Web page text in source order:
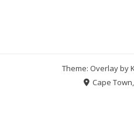
Theme: Overlay by
Cape